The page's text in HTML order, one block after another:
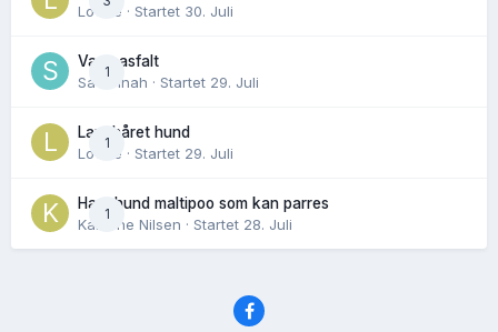
Lovise · Startet 30. Juli
1
Varm asfalt
Savannah · Startet 29. Juli
1
Langhåret hund
Lovise · Startet 29. Juli
1
Hannhund maltipoo som kan parres
Karoline Nilsen · Startet 28. Juli